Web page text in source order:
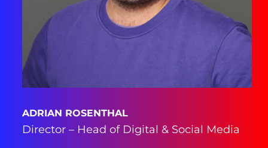
ADRIAN ROSENTHAL
Director – Head of Digital & Social Media